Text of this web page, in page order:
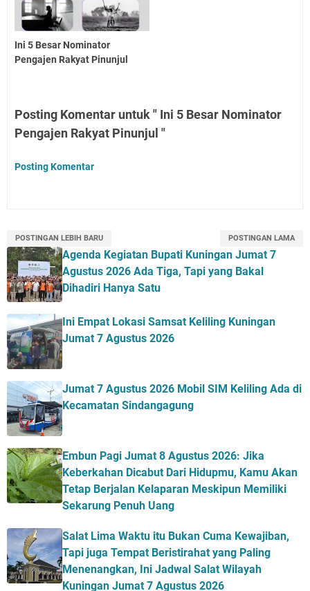
Ini 5 Besar Nominator
Pengajen Rakyat Pinunjul
Posting Komentar untuk " Ini 5 Besar Nominator
Pengajen Rakyat Pinunjul "
Posting Komentar
POSTINGAN LEBIH BARU POSTINGAN LAMA
Agenda Kegiatan Bupati Kuningan Jumat 7
Agustus 2026 Ada Tiga, Tapi yang Bakal
Dihadiri Hanya Satu
Ini Empat Lokasi Samsat Keliling Kuningan
Jumat 7 Agustus 2026
Jumat 7 Agustus 2026 Mobil SIM Keliling Ada di
Kecamatan Sindangagung
Embun Pagi Jumat 8 Agustus 2026: Jika
Keberkahan Dicabut Dari Hidupmu, Kamu Akan
Tetap Berjalan Kelaparan Meskipun Memiliki
Sekarung Penuh Uang
Salat Lima Waktu itu Bukan Cuma Kewajiban,
Tapi juga Tempat Beristirahat yang Paling
Menenangkan, Ini Jadwal Salat Wilayah
Kuningan Jumat 7 Agustus 2026